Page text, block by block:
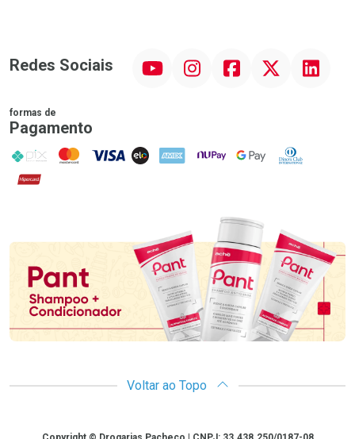
Redes Sociais InstagramFacebookTwitter Linkedin
formas de
Pagamento
PIX MasterCard
VISA ELO AMEX NuPay Google PayDiners Club
Hipercard
Promoção em Destaque
Voltar ao Topo
Copyright